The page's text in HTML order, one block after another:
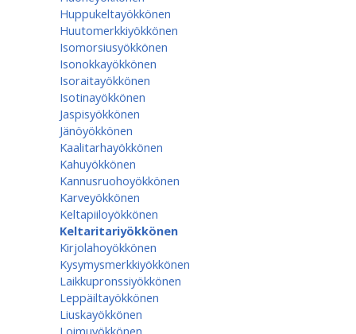
Huppukeltayökkönen
Huutomerkkiyökkönen
Isomorsiusyökkönen
Isonokkayökkönen
Isoraitayökkönen
Isotinayökkönen
Jaspisyökkönen
Jänöyökkönen
Kaalitarhayökkönen
Kahuyökkönen
Kannusruohoyökkönen
Karveyökkönen
Keltapiiloyökkönen
Keltaritariyökkönen
Kirjolahoyökkönen
Kysymysmerkkiyökkönen
Laikkupronssiyökkönen
Leppäiltayökkönen
Liuskayökkönen
Loimuyökkönen